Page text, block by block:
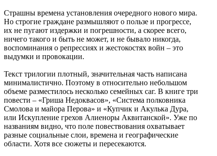
Страшны времена установления очередного нового мира.
Но строгие граждане размышляют о пользе и прогрессе,
их не пугают издержки и погрешности, а скорее всего,
ничего такого и быть не может, и не бывало никогда,
воспоминания о репрессиях и жестокостях войн – это
выдумки и провокации.
Текст трилогии плотный, значительная часть написана
минималистично. Поэтому в относительно небольшом
объеме разместилось несколько семейных саг. В книге три
повести – «Гриша Недоквасов», «Система полковника
Смолова и майора Перова» и «Купчик и Акулька Дура,
или Искупление грехов Алиеноры Аквитанской». Уже по
названиям видно, что поле повествования охватывает
разные социальные слои, времена и географические
области. Хотя все сюжеты и пересекаются.